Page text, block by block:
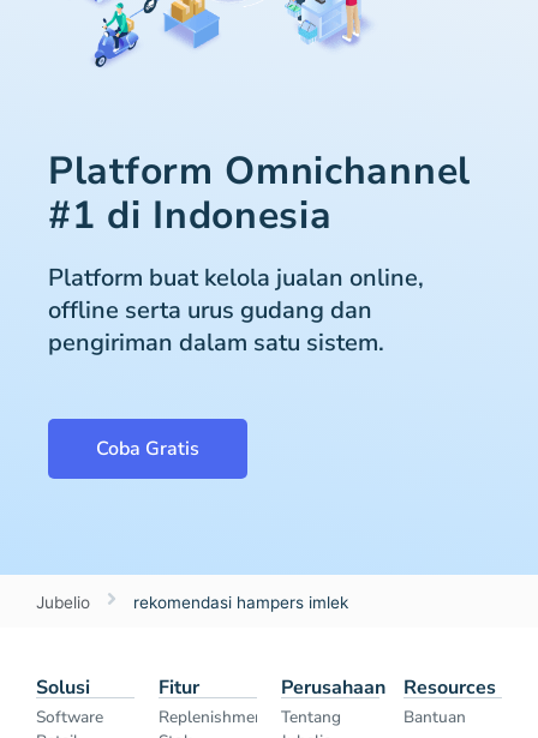
Platform Omnichannel
#1 di Indonesia
Platform buat kelola jualan online,
offline serta urus gudang dan
pengiriman dalam satu sistem.
Coba Gratis
Jubelio rekomendasi hampers imlek
Solusi
Software
Fitur
Replenishment
Perusahaan
Tentang
Resources
Bantuan